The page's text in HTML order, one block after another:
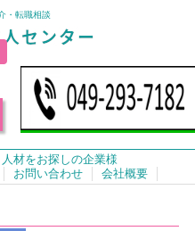
・転職相談
人材をお探しの企業様
お問い合わせ 会社概要